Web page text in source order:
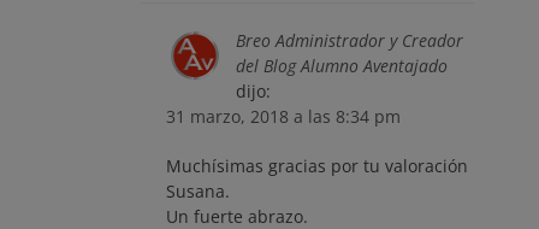
Breo Administrador y Creador
del Blog Alumno Aventajado
dijo:
31 marzo, 2018 a las 8:34 pm
Muchísimas gracias por tu valoración
Susana.
Un fuerte abrazo.